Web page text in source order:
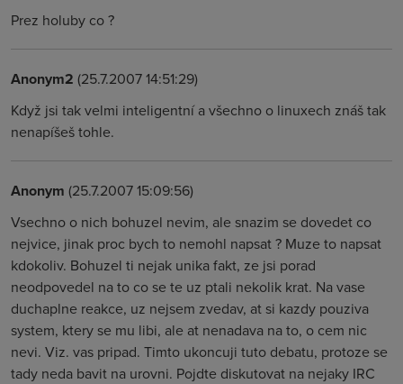
Prez holuby co ?
Anonym2 (25.7.2007 14:51:29)
Když jsi tak velmi inteligentní a všechno o linuxech znáš tak
nenapíšeš tohle.
Anonym (25.7.2007 15:09:56)
Vsechno o nich bohuzel nevim, ale snazim se dovedet co
nejvice, jinak proc bych to nemohl napsat ? Muze to napsat
kdokoliv. Bohuzel ti nejak unika fakt, ze jsi porad
neodpovedel na to co se te uz ptali nekolik krat. Na vase
duchaplne reakce, uz nejsem zvedav, at si kazdy pouziva
system, ktery se mu libi, ale at nenadava na to, o cem nic
nevi. Viz. vas pripad. Timto ukoncuji tuto debatu, protoze se
tady neda bavit na urovni. Pojdte diskutovat na nejaky IRC